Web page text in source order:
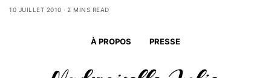
10 JUILLET 2010 2 MINS READ
À PROPOS PRESSE